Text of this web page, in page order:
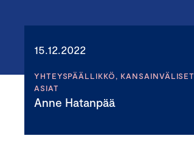
15.12.2022
YHTEYSPÄÄLLIKKÖ, KANSAINVÄLISET
ASIAT
Anne Hatanpää